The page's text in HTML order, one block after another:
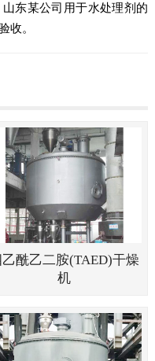
东某公司用于水处理剂的
收。
乙酰乙二胺(TAED)干燥
机